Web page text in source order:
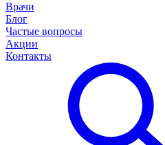
Врачи
Блог
Частые вопросы
Акции
Контакты